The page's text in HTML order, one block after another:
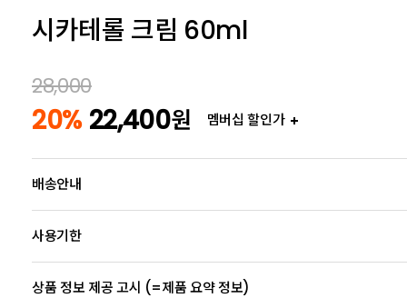
시카테롤 크림 60ml
28,000
20% 22,400원 멤버십 할인가
배송안내
사용기한
상품 정보 제공 고시 (=제품 요약 정보)